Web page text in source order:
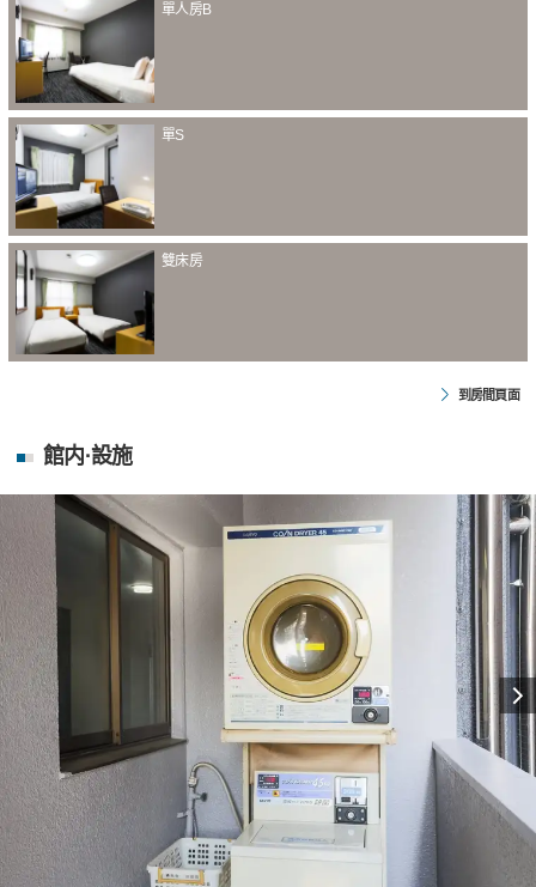
單人房B
單S
雙床房
到房間頁面
館内·設施